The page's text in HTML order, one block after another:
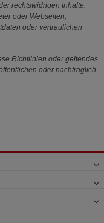
rechtswidrigen Inhalte,
oder Webseiten,
oder vertraulichen
Richtlinien oder geltendes
oder nachträglich